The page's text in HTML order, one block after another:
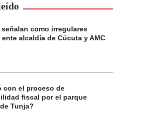
como irregulares
alcaldía de Cúcuta y AMC
con el proceso de
fiscal por el parque
Tunja?